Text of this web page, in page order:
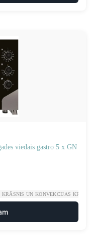
viedais gastro 5 x GN
KRĀSNIS UN KONVEKCIJAS